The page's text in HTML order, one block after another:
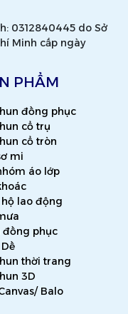
0312840445 do Sở
Minh cấp ngày
PHẨM
đồng phục
cổ trụ
cổ tròn
mi
áo lớp
hộ lao động
đồng phục
thời trang
3D
Balo